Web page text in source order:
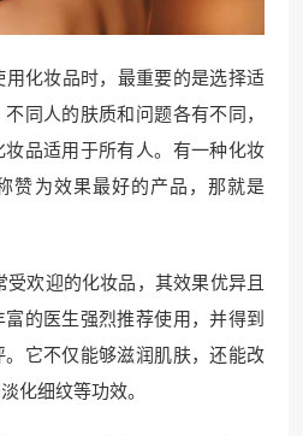
化妆品时，最重要的是选择适
同人的肤质和问题各有不同，
品适用于所有人。有一种化妆
赞为效果最好的产品，那就是
欢迎的化妆品，其效果优异且
的医生强烈推荐使用，并得到
它不仅能够滋润肌肤，还能改
化细纹等功效。